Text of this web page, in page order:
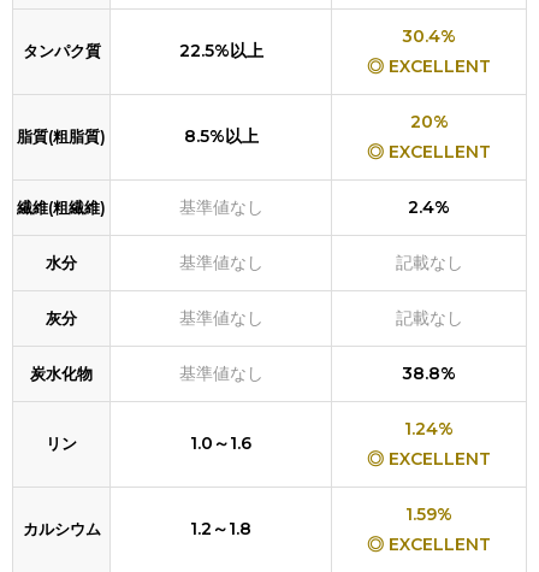
タンパク質 22.5%以上
30.4%
◎ EXCELLENT
脂質(粗脂質) 8.5%以上
20%
◎ EXCELLENT
繊維(粗繊維) 基準値なし 2.4%
水分 基準値なし 記載なし
灰分 基準値なし 記載なし
炭水化物 基準値なし 38.8%
リン 1.0～1.6
1.24%
◎ EXCELLENT
カルシウム 1.2～1.8
1.59%
◎ EXCELLENT